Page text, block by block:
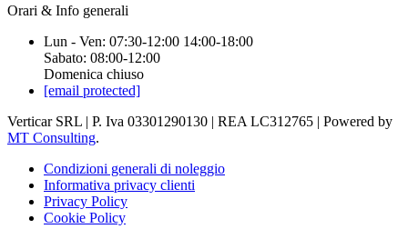
Orari & Info generali
Lun - Ven: 07:30-12:00 14:00-18:00
Sabato: 08:00-12:00
Domenica chiuso
[email protected]
Verticar SRL | P. Iva 03301290130 | REA LC312765 | Powered by
MT Consulting.
Condizioni generali di noleggio
Informativa privacy clienti
Privacy Policy
Cookie Policy